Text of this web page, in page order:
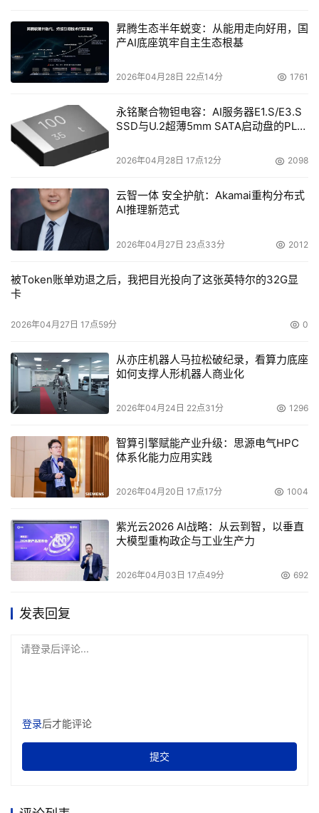
昇腾生态半年蜕变：从能用走向好用，国
产AI底座筑牢自主生态根基
2026年04月28日 22点14分 1761
永铭聚合物钽电容：AI服务器E1.S/E3.S
SSD与U.2超薄5mm SATA启动盘的PLP
2026年04月28日 17点12分 2098
云智一体 安全护航：Akamai重构分布式
AI推理新范式
2026年04月27日 23点33分 2012
被Token账单劝退之后，我把目光投向了这张英特尔的32G显
卡
2026年04月27日 17点59分 0
从亦庄机器人马拉松破纪录，看算力底座
如何支撑人形机器人商业化
2026年04月24日 22点31分 1296
智算引擎赋能产业升级：思源电气HPC
体系化能力应用实践
2026年04月20日 17点17分 1004
紫光云2026 AI战略：从云到智，以垂直
大模型重构政企与工业生产力
2026年04月03日 17点49分 692
发表回复
请登录后评论...
登录后才能评论
提交